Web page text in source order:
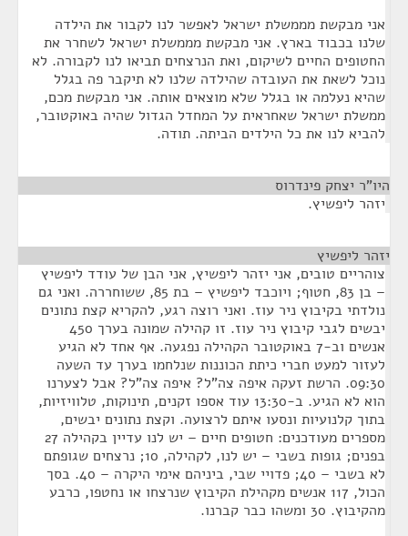
אני מבקשת מממשלת ישראל לאפשר לנו לקבור את הילדה
שלנו בכבוד בארץ. אני מבקשת מממשלת ישראל לשחרר את
החטופים החיים לשיקום, ואת הנרצחים תביאו לנו לקבורה. לא
נוכל לשאת את העובדה שהילדה שלנו לא תיקבר פה בגלל
שהיא נעלמה או בגלל שלא מוצאים אותה. אני מבקשת מכם,
ממשלת ישראל שאחראית על המחדל הגדול שהיה באוקטובר,
להביא לנו את כל הילדים הביתה. תודה.
היו"ר יצחק פינדרוס
יזהר ליפשיץ.
יזהר ליפשיץ
צוהריים טובים, אני יזהר ליפשיץ, אני הבן של עודד ליפשיץ
– בן 83, חטוף; ויוכבד ליפשיץ – בת 85, ששוחררה. ואני גם
נולדתי בקיבוץ ניר עוז. ואני רוצה רגע, להקריא קצת נתונים
יבשים לגבי קיבוץ ניר עוז. זו קהילה שמונה בערך 450
אנשים וב-7 באוקטובר הקהילה נפגעה. אף אחד לא הגיע
לעזור למעט חברי כיתת הכוננות שנלחמו בערך עד השעה
09:30. הרשת זעקה איפה צה"ל? איפה צה"ל? אבל לצערנו
הוא לא הגיע. ב-13:30 עוד אספו זקנים, תינוקות, טלוויזיות,
בתוך קלנועיות ונסעו איתם לרצועה. וקצת נתונים יבשים,
מספרים מעודכנים: חטופים חיים – יש לנו עדיין בקהילה 27
בפנים; גופות בשבי – יש לנו, לקהילה, 10; נרצחים שגופתם
לא בשבי – 40; פדויי שבי, ביניהם אימי היקרה – 40. בסך
הכול, 117 אנשים מקהילת הקיבוץ שנרצחו או נחטפו, כרבע
מהקיבוץ. 30 ומשהו כבר קברנו.